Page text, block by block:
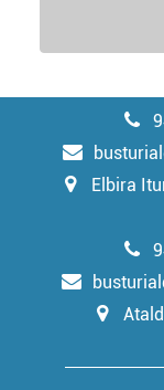
Elbira